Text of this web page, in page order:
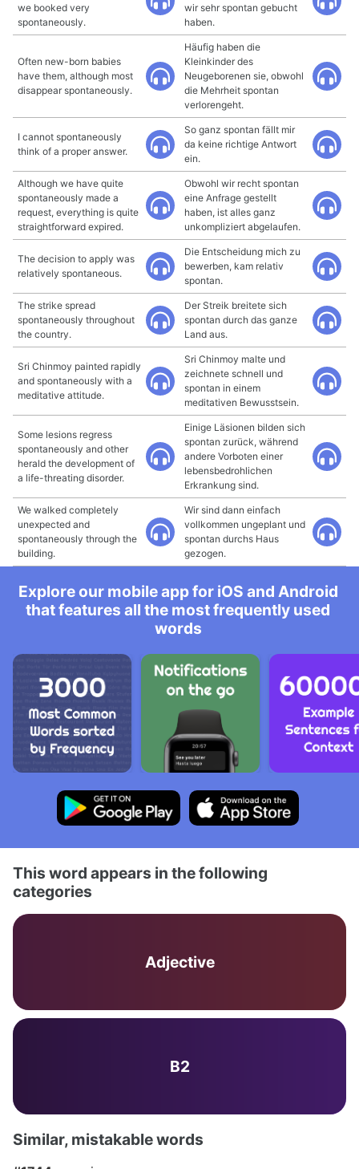
we booked very
spontaneously.
wir sehr spontan gebucht
haben.
Often new-born babies
have them, although most
disappear spontaneously.
Häufig haben die
Kleinkinder des
Neugeborenen sie, obwohl
die Mehrheit spontan
verlorengeht.
I cannot spontaneously
think of a proper answer.
So ganz spontan fällt mir
da keine richtige Antwort
ein.
Although we have quite
spontaneously made a
request, everything is quite
straightforward expired.
Obwohl wir recht spontan
eine Anfrage gestellt
haben, ist alles ganz
unkompliziert abgelaufen.
The decision to apply was
relatively spontaneous.
Die Entscheidung mich zu
bewerben, kam relativ
spontan.
The strike spread
spontaneously throughout
the country.
Der Streik breitete sich
spontan durch das ganze
Land aus.
Sri Chinmoy painted rapidly
and spontaneously with a
meditative attitude.
Sri Chinmoy malte und
zeichnete schnell und
spontan in einem
meditativen Bewusstsein.
Some lesions regress
spontaneously and other
herald the development of
a life-threating disorder.
Einige Läsionen bilden sich
spontan zurück, während
andere Vorboten einer
lebensbedrohlichen
Erkrankung sind.
We walked completely
unexpected and
spontaneously through the
building.
Wir sind dann einfach
vollkommen ungeplant und
spontan durchs Haus
gezogen.
Explore our mobile app for iOS and Android
that features all the most frequently used
words
This word appears in the following
categories
Adjective
B2
Similar, mistakable words